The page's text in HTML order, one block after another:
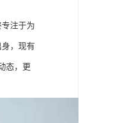
注于为
，现有
态，更